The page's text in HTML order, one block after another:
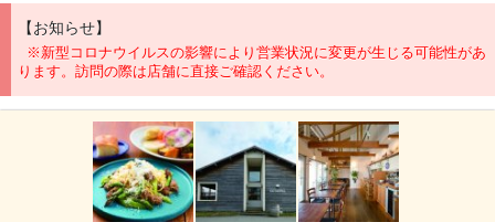
【お知らせ】
※新型コロナウイルスの影響により営業状況に変更が生じる可能性があ
ります。訪問の際は店舗に直接ご確認ください。